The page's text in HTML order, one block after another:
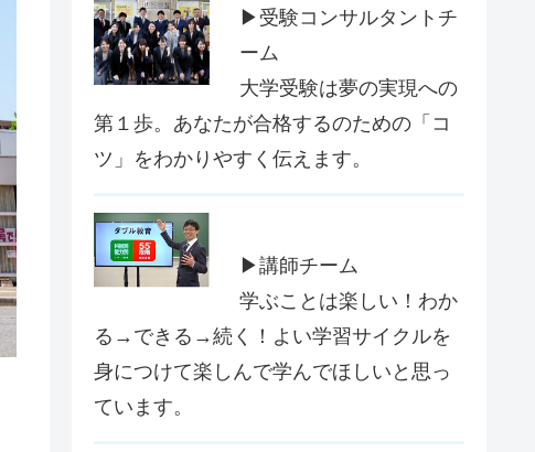
▶受験コンサルタントチ
ーム
大学受験は夢の実現への
第１歩。あなたが合格するのための「コ
ツ」をわかりやすく伝えます。
▶講師チーム
学ぶことは楽しい！わか
る→できる→続く！よい学習サイクルを
身につけて楽しんで学んでほしいと思っ
ています。